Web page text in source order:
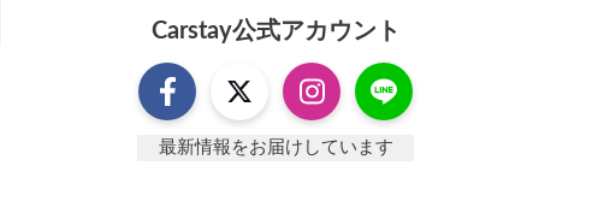
Carstay公式アカウント
最新情報をお届けしています